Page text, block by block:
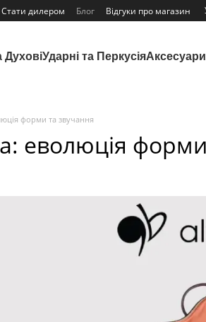
Стати дилером Блог Відгуки про магазин
ДуховіУдарні та ПеркусіяАксесуари
форми та звучання
еволюція